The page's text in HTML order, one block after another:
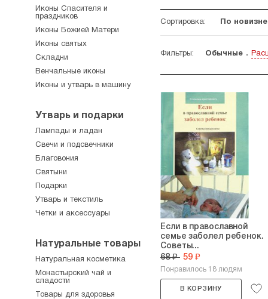
Сортировка: По новизне
Фильтры: Обычные
Если в православной
семье заболел ребенок.
Советы...
68 ₽ 59 ₽
Понравилось 18 людям
В КОРЗИНУ
Иконы Спасителя и
праздников
Иконы Божией Матери
Иконы святых
Складни
Венчальные иконы
Иконы и утварь в машину
Утварь и подарки
Лампады и ладан
Свечи и подсвечники
Благовония
Святыни
Подарки
Утварь и текстиль
Четки и аксессуары
Натуральные товары
Натуральная косметика
Монастырский чай и
сладости
Товары для здоровья